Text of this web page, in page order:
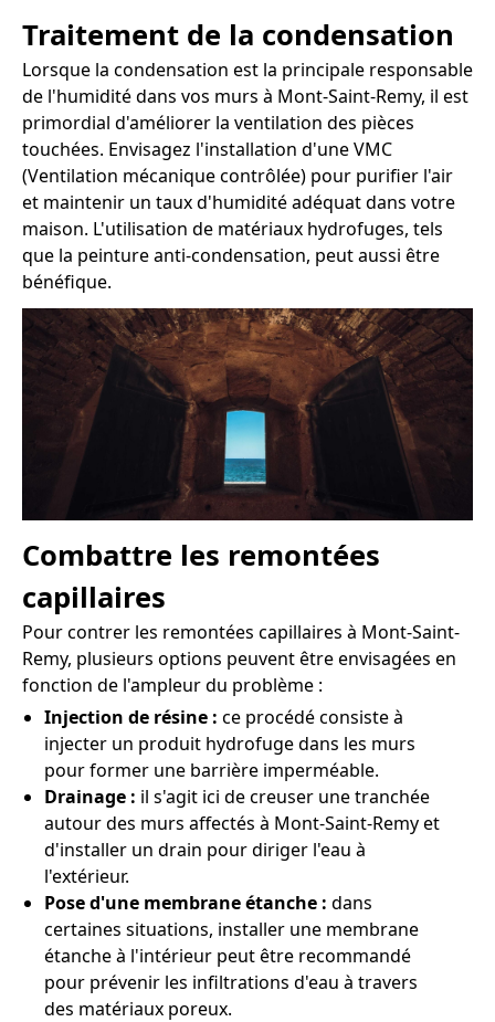
Traitement de la condensation
Lorsque la condensation est la principale responsable
de l'humidité dans vos murs à Mont-Saint-Remy, il est
primordial d'améliorer la ventilation des pièces
touchées. Envisagez l'installation d'une VMC
(Ventilation mécanique contrôlée) pour purifier l'air
et maintenir un taux d'humidité adéquat dans votre
maison. L'utilisation de matériaux hydrofuges, tels
que la peinture anti-condensation, peut aussi être
bénéfique.
Combattre les remontées
capillaires
Pour contrer les remontées capillaires à Mont-Saint-
Remy, plusieurs options peuvent être envisagées en
fonction de l'ampleur du problème :
Injection de résine : ce procédé consiste à
injecter un produit hydrofuge dans les murs
pour former une barrière imperméable.
Drainage : il s'agit ici de creuser une tranchée
autour des murs affectés à Mont-Saint-Remy et
d'installer un drain pour diriger l'eau à
l'extérieur.
Pose d'une membrane étanche : dans
certaines situations, installer une membrane
étanche à l'intérieur peut être recommandé
pour prévenir les infiltrations d'eau à travers
des matériaux poreux.